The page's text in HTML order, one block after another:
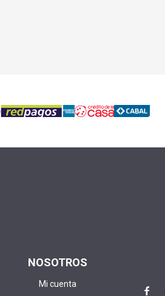
NOSOTROS
Mi cuenta
